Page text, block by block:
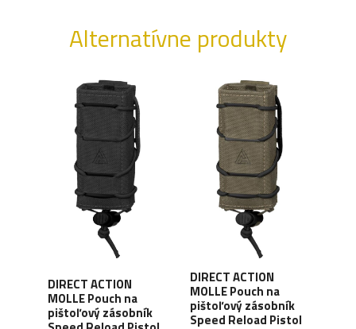
Alternatívne produkty
DIRECT ACTION
MOLLE Pouch na
pištoľový zásobník
DIRECT ACTION
MOLLE Pouch na
pištoľový zásobník
Speed Reload Pistol